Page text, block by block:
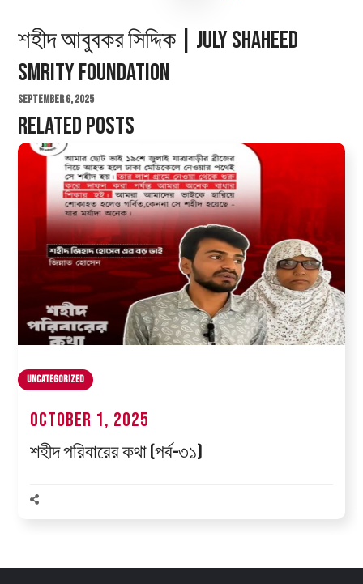
শহীদ আবুবকর সিদ্দিক | July Shaheed
Smrity Foundation
September 6, 2025
Related Posts
Uncategorized
October 1, 2025
শহীদ পরিবারের কথা (পর্ব–৩১)